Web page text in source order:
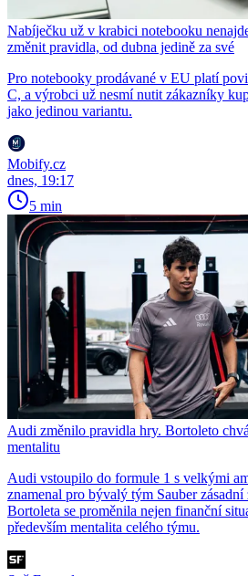
Nabíječku už v krabici notebooku
změnit pravidla, od dubna jedině za své
Pro notebooky prodávané v EU platí
C, a výrobci už nesmí nutit zákazníky
jako jedinou variantu.
Mobify.cz
dnes, 19:17
5 min
Audi změnilo pravidla hry. Bortoleto
mentalitu
Audi vstoupilo do formule 1 s velkými
znamenal pro bývalý tým Sauber
Bortoleta se proměnila nejen finanční
především mentalita celého týmu.